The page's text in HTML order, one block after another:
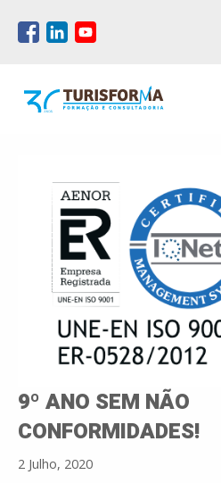
9º ANO SEM NÃO
CONFORMIDADES!
2 Julho, 2020